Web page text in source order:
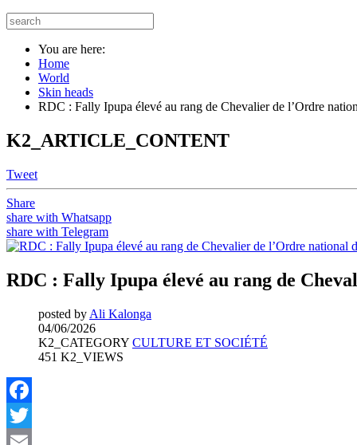
You are here:
Home
World
Skin heads
RDC : Fally Ipupa élevé au rang de Chevalier de l’Ordre
K2_ARTICLE_CONTENT
Tweet
Share
share with Whatsapp
share with Telegram
RDC : Fally Ipupa élevé au rang de
posted by Ali Kalonga
04/06/2026
K2_CATEGORY CULTURE ET SOCIÉTÉ
451 K2_VIEWS
Facebook
Twitter